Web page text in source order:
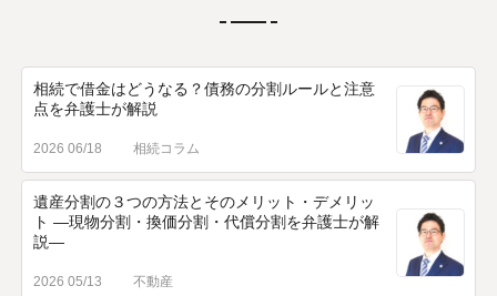
相続で借金はどうなる？債務の分割ルールと注意
点を弁護士が解説
2026 06/18 相続コラム
遺産分割の３つの方法とそのメリット・デメリッ
ト ―現物分割・換価分割・代償分割を弁護士が解
説―
2026 05/13 不動産